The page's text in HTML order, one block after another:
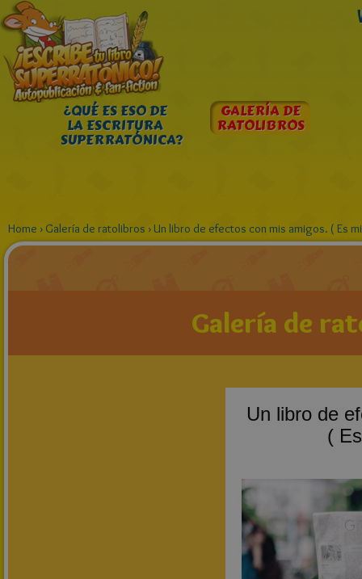
¿QUÉ ES ESO DE
LA ESCRITURA
SUPERRATÓNICA?
GALERÍA DE
RATOLIBROS
Home › Galería de ratolibros ›Un libro de efectos con mis amigos. ( Es
Galería de